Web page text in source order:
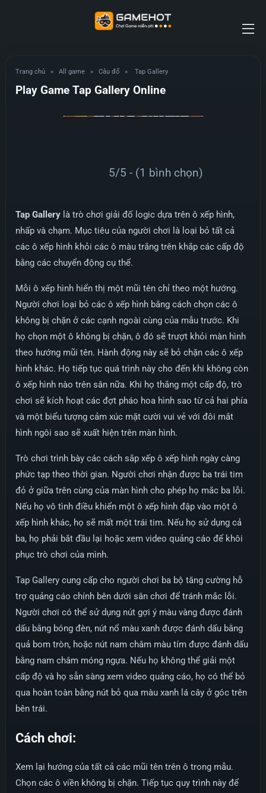
Trang chủ » All game » Câu đố » Tap Gallery
Play Game Tap Gallery Online
5/5 - (1 bình chọn)
Tap Gallerylà trò chơi giải đố logic dựa trên ô xếp hình,
nhấp và chạm. Mục tiêu của người chơi là loại bỏ tất cả
các ô xếp hình khỏi các ô màu trắng trên khắp các cấp độ
bằng các chuyển động cụ thể.
Mỗi ô xếp hình hiển thị một mũi tên chỉ theo một hướng.
Người chơi loại bỏ các ô xếp hình bằng cách chọn các ô
không bị chặn ở các cạnh ngoài cùng của mẫu trước. Khi
họ chọn một ô không bị chặn, ô đó sẽ trượt khỏi màn hình
theo hướng mũi tên. Hành động này sẽ bỏ chặn các ô xếp
hình khác. Họ tiếp tục quá trình này cho đến khi không còn
ô xếp hình nào trên sân nữa. Khi họ thắng một cấp độ, trò
chơi sẽ kích hoạt các đợt pháo hoa hình sao từ cả hai phía
và một biểu tượng cảm xúc mặt cười vui vẻ với đôi mắt
hình ngôi sao sẽ xuất hiện trên màn hình.
Trò chơi trình bày các cách sắp xếp ô xếp hình ngày càng
phức tạp theo thời gian. Người chơi nhận được ba trái tim
đỏ ở giữa trên cùng của màn hình cho phép họ mắc ba lỗi.
Nếu họ vô tình điều khiển một ô xếp hình đập vào một ô
xếp hình khác, họ sẽ mất một trái tim. Nếu họ sử dụng cả
ba, họ phải bắt đầu lại hoặc xem video quảng cáo để khôi
phục trò chơi của mình.
Tap Gallery cung cấp cho người chơi ba bộ tăng cường hỗ
trợ quảng cáo chính bên dưới sân chơi để tránh mắc lỗi.
Người chơi có thể sử dụng nút gợi ý màu vàng được đánh
dấu bằng bóng đèn, nút nổ màu xanh được đánh dấu bằng
quả bom tròn, hoặc nút nam châm màu tím được đánh dấu
bằng nam châm móng ngựa. Nếu họ không thể giải một
cấp độ và họ sẵn sàng xem video quảng cáo, họ có thể bỏ
qua hoàn toàn bằng nút bỏ qua màu xanh lá cây ở góc trên
bên trái.
Cách chơi:
Xem lại hướng của tất cả các mũi tên trên ô trong mẫu.
Chọn các ô viền không bị chặn. Tiếp tục quy trình này để